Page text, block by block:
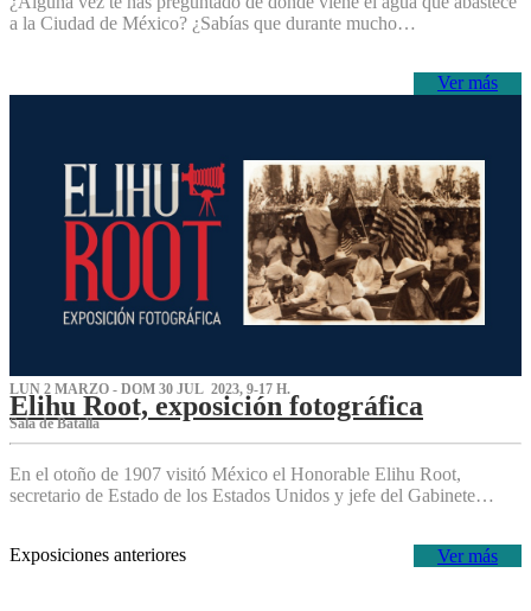
a la Ciudad de México? ¿Sabías que durante mucho…
Ver más
LUN 2 MARZO - DOM 30 JUL 2023, 9-17 H.
Elihu Root, exposición fotográfica
Sala de Batalla
En el otoño de 1907 visitó México el Honorable Elihu Root,
secretario de Estado de los Estados Unidos y jefe del Gabinete…
Ver más
Exposiciones anteriores